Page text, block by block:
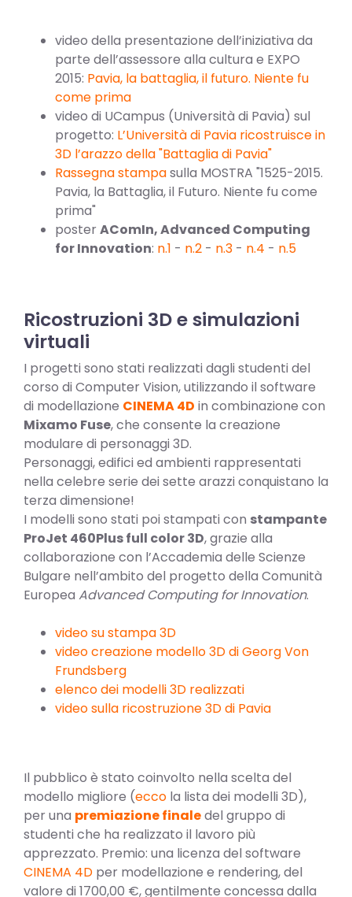
video della presentazione dell’iniziativa da
parte dell’assessore alla cultura e EXPO
2015: Pavia, la battaglia, il futuro. Niente fu
come prima
video di UCampus (Università di Pavia) sul
progetto: L’Università di Pavia ricostruisce in
3D l’arazzo della "Battaglia di Pavia"
Rassegna stampasulla MOSTRA "1525-2015.
Pavia, la Battaglia, il Futuro. Niente fu come
prima"
posterAComIn, Advanced Computing
for Innovation: n.1 - n.2 - n.3 - n.4 - n.5
Ricostruzioni 3D e simulazioni
virtuali
I progetti sono stati realizzati dagli studenti del
corso di Computer Vision, utilizzando il software
di modellazione CINEMA 4D in combinazione con
Mixamo Fuse, che consente la creazione
modulare di personaggi 3D.
Personaggi, edifici ed ambienti rappresentati
nella celebre serie dei sette arazzi conquistano la
terza dimensione!
I modelli sono stati poi stampati con stampante
ProJet 460Plus full color 3D, grazie alla
collaborazione con l’Accademia delle Scienze
Bulgare nell’ambito del progetto della Comunità
Europea Advanced Computing for Innovation.
video su stampa 3D
video creazione modello 3D di Georg Von
Frundsberg
elenco dei modelli 3D realizzati
video sulla ricostruzione 3D di Pavia
Il pubblico è stato coinvolto nella scelta del
modello migliore (ecco la lista dei modelli 3D),
per una premiazione finaledel gruppo di
studenti che ha realizzato il lavoro più
apprezzato. Premio: una licenza del software
CINEMA 4D per modellazione e rendering, del
valore di 1700,00 €, gentilmente concessa dalla